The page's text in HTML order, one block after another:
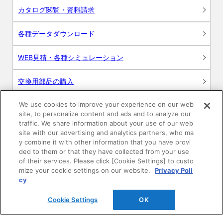
カタログ閲覧・資料請求
各種データダウンロード
WEB見積・各種シミュレーション
交換用部品の購入
修理・点検
お問い合わせ
ログイン
建築・設計関係者様向けサイト
ユーザー登録サービス
We use cookies to improve your experience on our web
site, to personalize content and ads and to analyze our
traffic. We share information about your use of our web
site with our advertising and analytics partners, who ma
y combine it with other information that you have provi
ded to them or that they have collected from your use
of their services. Please click [Cookie Settings] to custo
mize your cookie settings on our website.
Privacy Poli
cy
Cookie Settings OK